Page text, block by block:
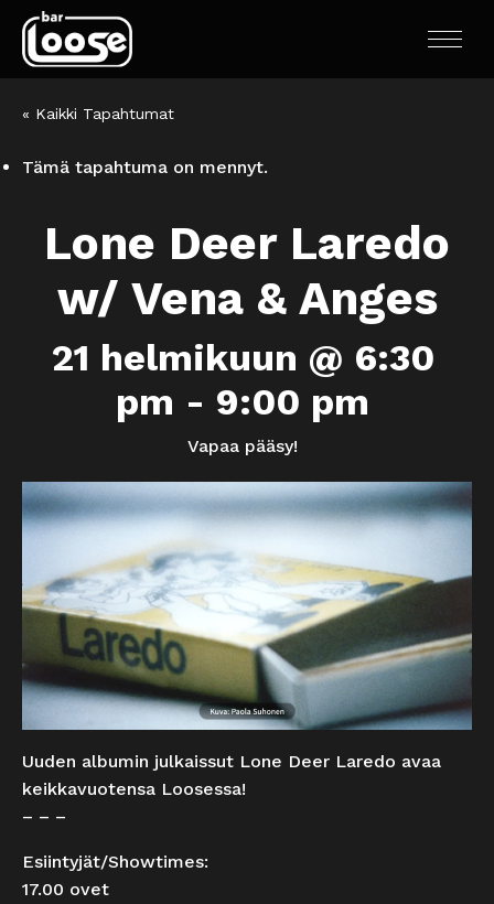
« Kaikki Tapahtumat
Tämä tapahtuma on mennyt.
Lone Deer Laredo
w/ Vena & Anges
21 helmikuun @ 6:30
pm - 9:00 pm
Vapaa pääsy!
Uuden albumin julkaissut Lone Deer Laredo avaa
keikkavuotensa Loosessa!
– – –
Esiintyjät/Showtimes:
17.00 ovet